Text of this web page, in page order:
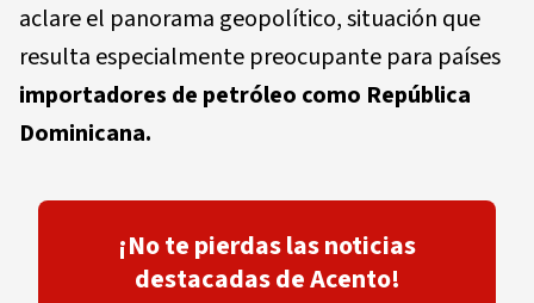
aclare el panorama geopolítico, situación que
resulta especialmente preocupante para países
importadores de petróleo como República
Dominicana.
¡No te pierdas las noticias
destacadas de Acento!